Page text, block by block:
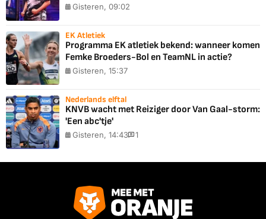
Gisteren, 09:02
EK Atletiek
Programma EK atletiek bekend: wanneer komen
Femke Broeders-Bol en TeamNL in actie?
Gisteren, 15:37
Nederlands elftal
KNVB wacht met Reiziger door Van Gaal-storm:
'Een abc'tje'
Gisteren, 14:43 1